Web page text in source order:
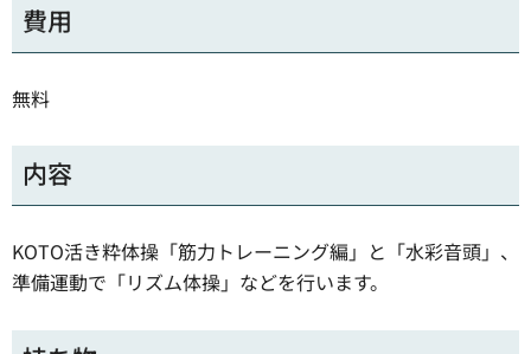
費用
無料
内容
KOTO活き粋体操「筋力トレーニング編」と「水彩音頭」、
準備運動で「リズム体操」などを行います。